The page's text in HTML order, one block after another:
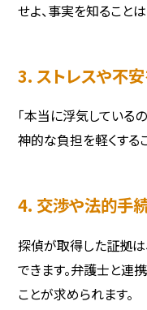
せよ、事実を知ること
3. ストレスや不
「本当に浮気している
神的な負担を軽くする
4. 交渉や法的手
探偵が取得した証拠
できます。弁護士と連
ことが求められます。